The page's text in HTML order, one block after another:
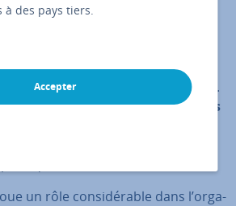
au sein de réseaux IP
et livrer sé­pa­ré­ment chacune de
du paquet répartit cette
nœuds dessous-réseaux
ainsi de pré­cieuses res­sources.
uti­li­sa­teurs, lesap­pli­ca­tions
mul­ti­points
un rôle con­si­dé­rable dans l’or­ga­
à des pays tiers.
Accepter